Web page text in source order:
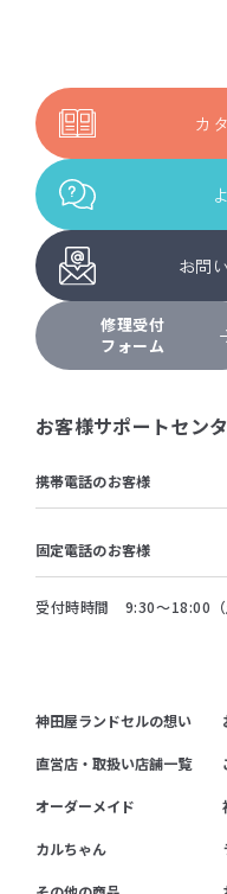
カ
お問
修理受付
フォーム
お客様サポートセン
携帯電話のお客様
固定電話のお客様
受付時時間 9:30～18:00（
神田屋ランドセルの想い
直営店・取扱い店舗一覧
オーダーメイド
カルちゃん